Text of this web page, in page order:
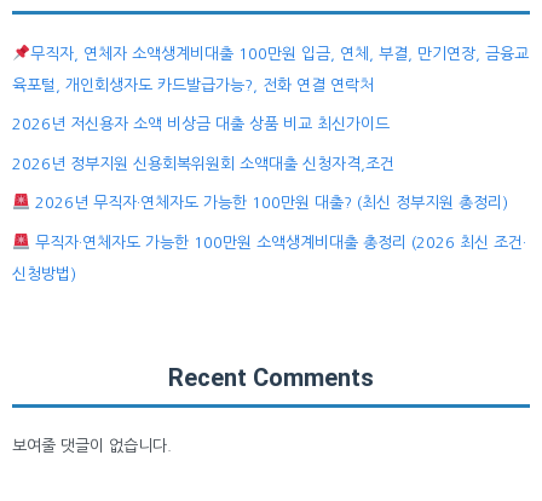
무직자, 연체자 소액생계비대출 100만원 입금, 연체, 부결, 만기연장, 금융교
육포털, 개인회생자도 카드발급가능?, 전화 연결 연락처
2026년 저신용자 소액 비상금 대출 상품 비교 최신가이드
2026년 정부지원 신용회복위원회 소액대출 신청자격,조건
2026년 무직자·연체자도 가능한 100만원 대출? (최신 정부지원 총정리)
무직자·연체자도 가능한 100만원 소액생계비대출 총정리 (2026 최신 조건·
신청방법)
Recent Comments
보여줄 댓글이 없습니다.